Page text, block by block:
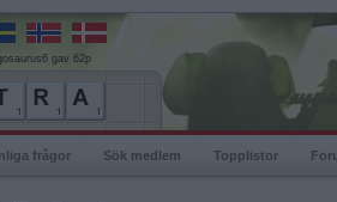
gav 62p
frågor Sök medlem Topplistor